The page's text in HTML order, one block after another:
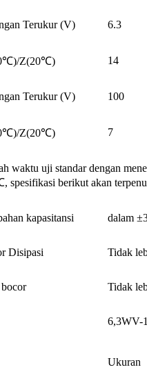
Terukur (V) 6.3
Z(20℃) 14
Terukur (V) 100
Z(20℃) 7
waktu uji standar dengan
spesifikasi berikut akan
kapasitansi dalam
Disipasi Tidak
Tidak
6,3WV-
Ukuran